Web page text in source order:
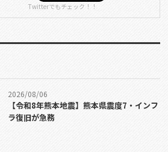
Twitterでもチェック！！
2026/08/06
【令和8年熊本地震】熊本県震度7・インフ
ラ復旧が急務